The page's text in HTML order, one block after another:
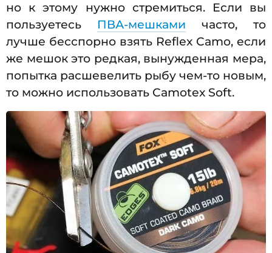
но к этому нужно стремиться. Если вы
пользуетесь ПВА-мешками часто, то
лучше бесспорно взять Reflex Camo, если
же мешок это редкая, вынужденная мера,
попытка расшевелить рыбу чем-то новым,
то можно использовать Camotex Soft.